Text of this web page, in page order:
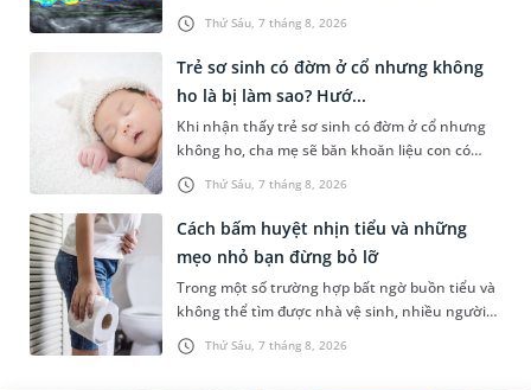
Thứ Sáu, 7 tháng 8, 2026
chân, không thể vận động đi lại được. Kết quả
thăm khám tại Phòng...
Thứ Sáu, 7 tháng 8, 2026
Trẻ sơ sinh có đờm ở cổ nhưng không
ho là bị làm sao? Hướ...
Khi nhận thấy trẻ sơ sinh có đờm ở cổ nhưng
không ho, cha mẹ sẽ băn khoăn liệu con có
đang mắc bệnh đường hô hấp hay không.
Những chia sẻ dưới đây sẽ giúp ch...
Thứ Sáu, 7 tháng 8, 2026
Cách bấm huyệt nhịn tiểu và những
mẹo nhỏ bạn đừng bỏ lỡ
Trong một số trường hợp bất ngờ buồn tiểu và
không thể tìm được nhà vệ sinh, nhiều người
đã áp dụng phương pháp bấm huyệt nhịn tiểu.
Vậy cách bấm huyệt nhịn...